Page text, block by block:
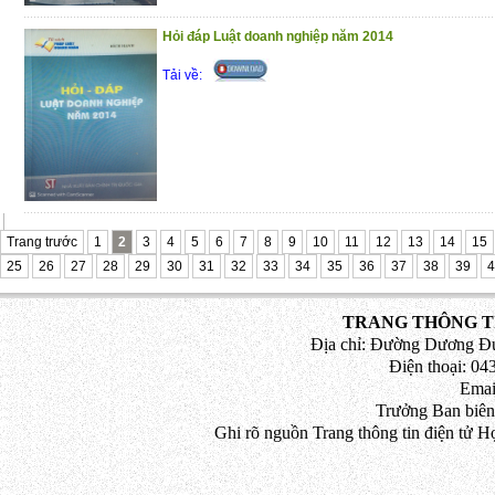
đồng trong hoạt động kinh doanh
Phần 4 : Pháp luật về giải quyết tranh
Trân trọng giới thiệu đến bạn đọc!
(29/10/2020)
Hỏi đáp Luật doanh nghiệp năm 2014
Tải về:
Trang trước 1 2 3 4 5 6 7 8 9 10 11 12 13 14
15
25
26 27 28 29 30 31 32 33 34 35 36 37 38 39
TRANG THÔNG
Địa chỉ: Đường Dương
Điện thoại:
Trưởng Ban
Ghi rõ nguồn Trang thông tin điện tử